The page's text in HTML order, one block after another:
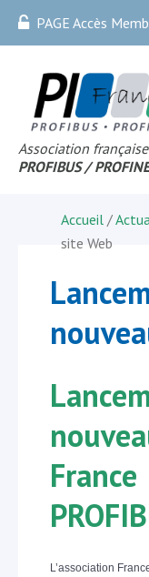
PAGE Accès
Association
PROFIBUS /
Accueil /
site Web
France
L’association